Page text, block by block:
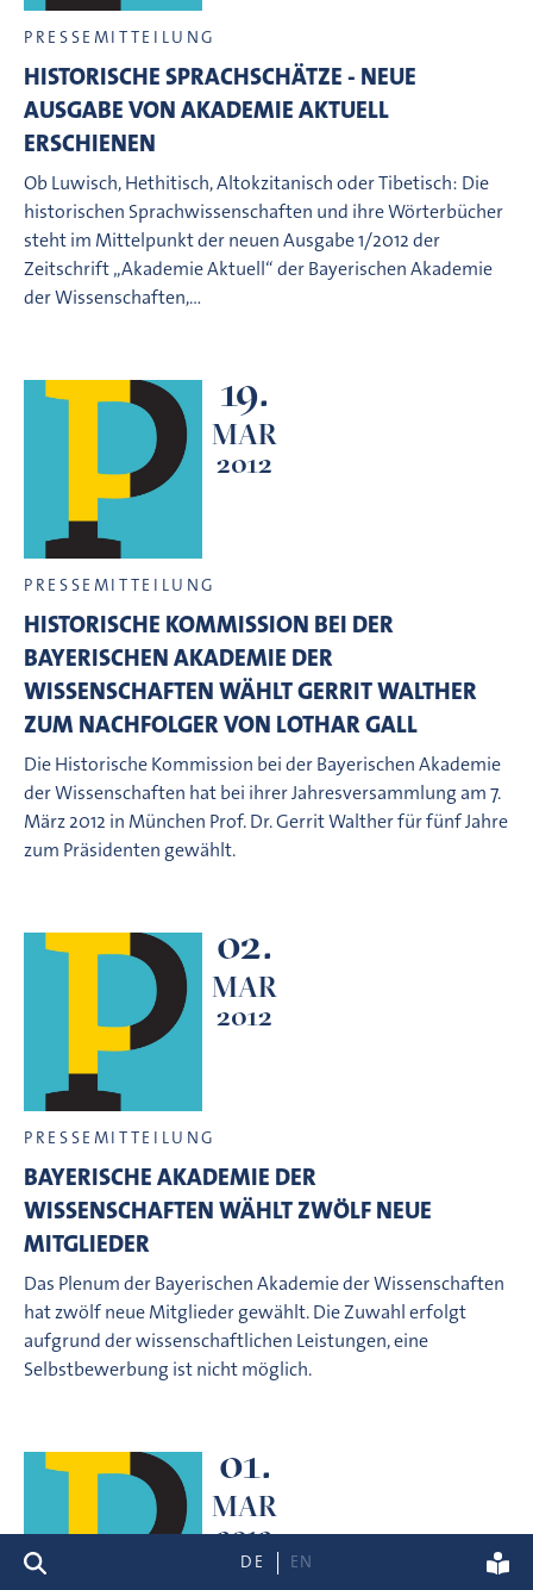
search DE EN
PRESSEMITTEILUNG
HISTORISCHE SPRACHSCHÄTZE - NEUE
AUSGABE VON AKADEMIE AKTUELL
ERSCHIENEN
Ob Luwisch, Hethitisch, Altokzitanisch oder Tibetisch: Die
historischen Sprachwissenschaften und ihre Wörterbücher
steht im Mittelpunkt der neuen Ausgabe 1/2012 der
Zeitschrift „Akademie Aktuell“ der Bayerischen Akademie
der Wissenschaften,…
19.
MAR
2012
PRESSEMITTEILUNG
HISTORISCHE KOMMISSION BEI DER
BAYERISCHEN AKADEMIE DER
WISSENSCHAFTEN WÄHLT GERRIT WALTHER
ZUM NACHFOLGER VON LOTHAR GALL
Die Historische Kommission bei der Bayerischen Akademie
der Wissenschaften hat bei ihrer Jahresversammlung am 7.
März 2012 in München Prof. Dr. Gerrit Walther für fünf Jahre
zum Präsidenten gewählt.
02.
MAR
2012
PRESSEMITTEILUNG
BAYERISCHE AKADEMIE DER
WISSENSCHAFTEN WÄHLT ZWÖLF NEUE
MITGLIEDER
Das Plenum der Bayerischen Akademie der Wissenschaften
hat zwölf neue Mitglieder gewählt. Die Zuwahl erfolgt
aufgrund der wissenschaftlichen Leistungen, eine
Selbstbewerbung ist nicht möglich.
01.
MAR
2012